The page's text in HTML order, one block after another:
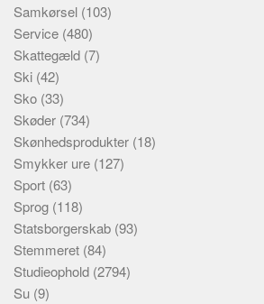
Samkørsel (103)
Service (480)
Skattegæld (7)
Ski (42)
Sko (33)
Skøder (734)
Skønhedsprodukter (18)
Smykker ure (127)
Sport (63)
Sprog (118)
Statsborgerskab (93)
Stemmeret (84)
Studieophold (2794)
Su (9)